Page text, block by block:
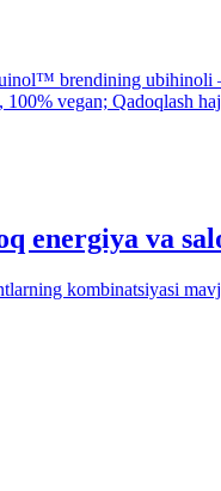
brendining ubihinoli
vegan; Qadoqlash
energiya va
kombinatsiyasi